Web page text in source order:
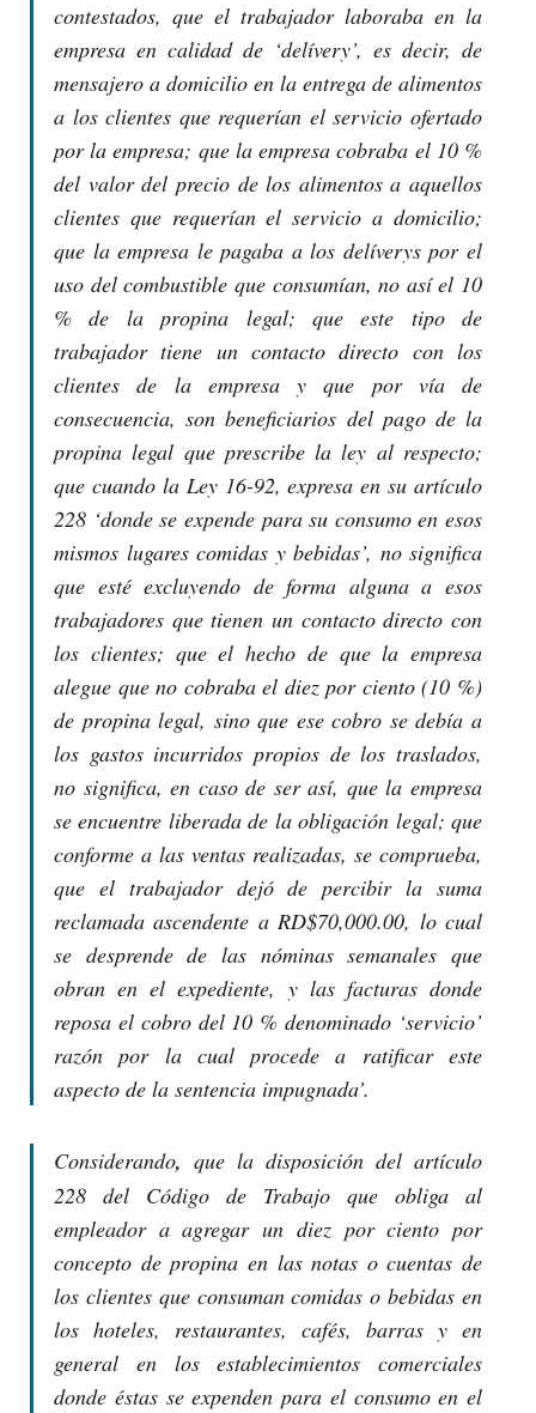
contestados, que el trabajador laboraba en la
empresa en calidad de ‘delívery’, es decir, de
mensajero a domicilio en la entrega de alimentos
a los clientes que requerían el servicio ofertado
por la empresa; que la empresa cobraba el 10 %
del valor del precio de los alimentos a aquellos
clientes que requerían el servicio a domicilio;
que la empresa le pagaba a los delíverys por el
uso del combustible que consumían, no así el 10
% de la propina legal; que este tipo de
trabajador tiene un contacto directo con los
clientes de la empresa y que por vía de
consecuencia, son beneficiarios del pago de la
propina legal que prescribe la ley al respecto;
que cuando la Ley 16-92, expresa en su artículo
228 ‘donde se expende para su consumo en esos
mismos lugares comidas y bebidas’, no significa
que esté excluyendo de forma alguna a esos
trabajadores que tienen un contacto directo con
los clientes; que el hecho de que la empresa
alegue que no cobraba el diez por ciento (10 %)
de propina legal, sino que ese cobro se debía a
los gastos incurridos propios de los traslados,
no significa, en caso de ser así, que la empresa
se encuentre liberada de la obligación legal; que
conforme a las ventas realizadas, se comprueba,
que el trabajador dejó de percibir la suma
reclamada ascendente a RD$70,000.00, lo cual
se desprende de las nóminas semanales que
obran en el expediente, y las facturas donde
reposa el cobro del 10 % denominado ‘servicio’
razón por la cual procede a ratificar este
aspecto de la sentencia impugnada’.
Considerando, que la disposición del artículo
228 del Código de Trabajo que obliga al
empleador a agregar un diez por ciento por
concepto de propina en las notas o cuentas de
los clientes que consuman comidas o bebidas en
los hoteles, restaurantes, cafés, barras y en
general en los establecimientos comerciales
donde éstas se expenden para el consumo en el